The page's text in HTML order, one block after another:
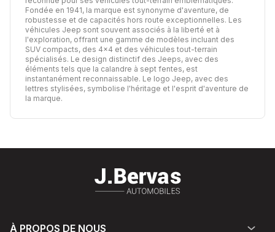
Fondée en 1941, la marque est synonyme d'aventure, de
robustesse et de capacités hors route exceptionnelles. Les
véhicules Jeep sont souvent associés à la liberté et à
l'exploration, offrant une gamme de modèles incluant des
SUV compacts, des 4x4 et des véhicules tout-terrain
spécialisés. Le design distinctif des Jeeps, avec des
éléments tels que la calandre à sept fentes, est
instantanément reconnaissable. Le logo Jeep, avec des
lettres stylisées, symbolise l'héritage et l'esprit d'aventure de
la marque.
À PROPOS DE NOUS